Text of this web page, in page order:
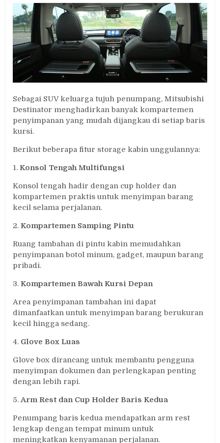
Sebagai SUV keluarga tujuh penumpang, Mitsubishi
Destinator menghadirkan banyak kompartemen
penyimpanan yang mudah dijangkau di setiap baris
kursi.
Berikut beberapa fitur storage kabin unggulannya:
1.Konsol Tengah Multifungsi
Konsol tengah hadir dengan cup holder dan
kompartemen praktis untuk menyimpan barang
kecil selama perjalanan.
2.Kompartemen Samping Pintu
Ruang tambahan di pintu kabin memudahkan
penyimpanan botol minum, gadget, maupun barang
pribadi.
3.Kompartemen Bawah Kursi Depan
Area penyimpanan tambahan ini dapat
dimanfaatkan untuk menyimpan barang berukuran
kecil hingga sedang.
4. Glove Box Luas
Glove box dirancang untuk membantu pengguna
menyimpan dokumen dan perlengkapan penting
dengan lebih rapi.
5.Arm Rest dan Cup Holder Baris Kedua
Penumpang baris kedua mendapatkan arm rest
lengkap dengan tempat minum untuk
meningkatkan kenyamanan perjalanan.